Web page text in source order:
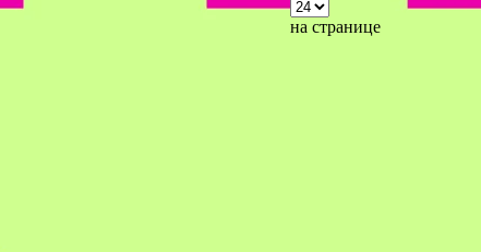
на странице